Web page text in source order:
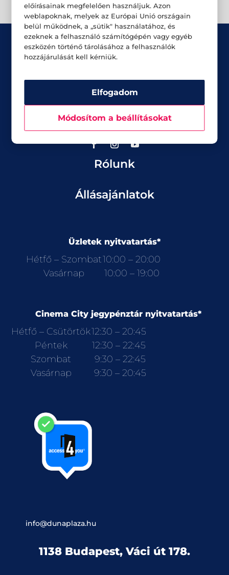
Üzletek
Akciók
Aktualitások
Rólunk
Állásajánlatok
Üzletek nyitvatartás*
Hétfő – Szombat10:00 – 20:00
Vasárnap
10:00 – 19:00
Cinema City jegypénztár nyitvatartás*
Hétfő – Csütörtök12:30 – 20:45
Péntek
12:30 – 22:45
Szombat
9:30 – 22:45
Vasárnap
9:30 – 20:45
info@dunaplaza.hu
1138 Budapest, Váci út 178.
előírásainak megfelelően használjuk. Azon
weblapoknak, melyek az Európai Unió országain
belül működnek, a „sütik" használatához, és
ezeknek a felhasználó számítógépén vagy egyéb
eszközén történő tárolásához a felhasználók
hozzájárulását kell kérniük.
Elfogadom
Módosítom a beállításokat